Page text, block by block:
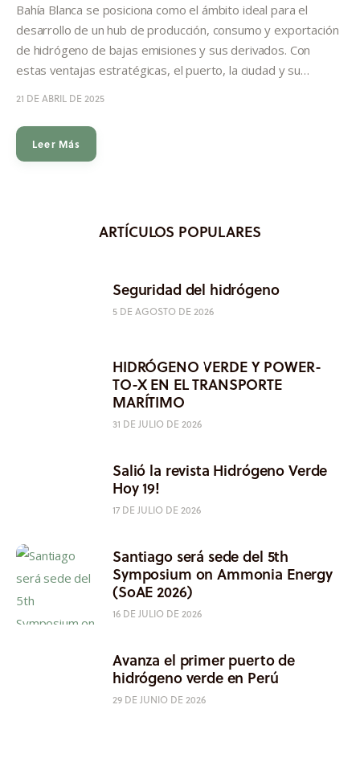
Bahía Blanca se posiciona como el ámbito ideal para el
desarrollo de un hub de producción, consumo y exportación
de hidrógeno de bajas emisiones y sus derivados. Con
estas ventajas estratégicas, el puerto, la ciudad y su…
21 DE ABRIL DE 2025
Leer Más
ARTÍCULOS POPULARES
Seguridad del hidrógeno
5 DE AGOSTO DE 2026
HIDRÓGENO VERDE Y POWER-
TO-X EN EL TRANSPORTE
MARÍTIMO
31 DE JULIO DE 2026
Salió la revista Hidrógeno Verde
Hoy 19!
17 DE JULIO DE 2026
Santiago será sede del 5th
Symposium on Ammonia Energy
(SoAE 2026)
16 DE JULIO DE 2026
Avanza el primer puerto de
hidrógeno verde en Perú
29 DE JUNIO DE 2026